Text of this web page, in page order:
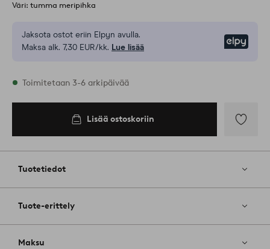
Väri: tumma meripihka
Jaksota ostot eriin Elpyn avulla.
Maksa alk. 7,30 EUR/kk. Lue lisää
Varastossa
Toimitetaan 3-6 arkipäivää
Lisää ostoskoriin
Tuotetiedot
Tuote-erittely
Maksu